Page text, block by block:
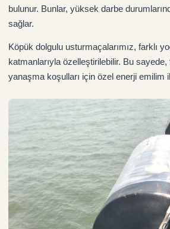
bulunur. Bunlar, yüksek darbe
sağlar.
Köpük dolgulu usturmaçalarımız, farklı
katmanlarıyla özelleştirilebilir. Bu sayede,
yanaşma koşulları için özel enerji emilim